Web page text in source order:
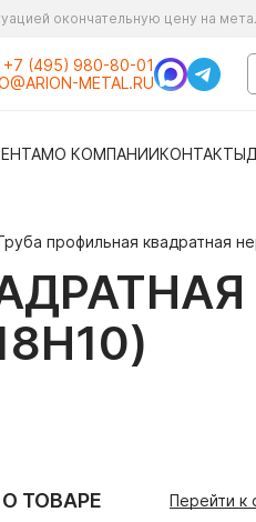
окончательную цену на
+7 (495) 980-80-01
METAL.RU
О КОМПАНИИКОНТАКТЫ
профильная квадратная
О ТОВАРЕ Перейти к